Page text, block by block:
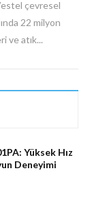
çevresel
22 milyon
ve atık...
Yüksek Hız
Deneyimi